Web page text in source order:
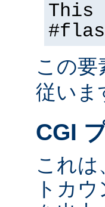
This
この要
従いま
CGI
これ
トカ